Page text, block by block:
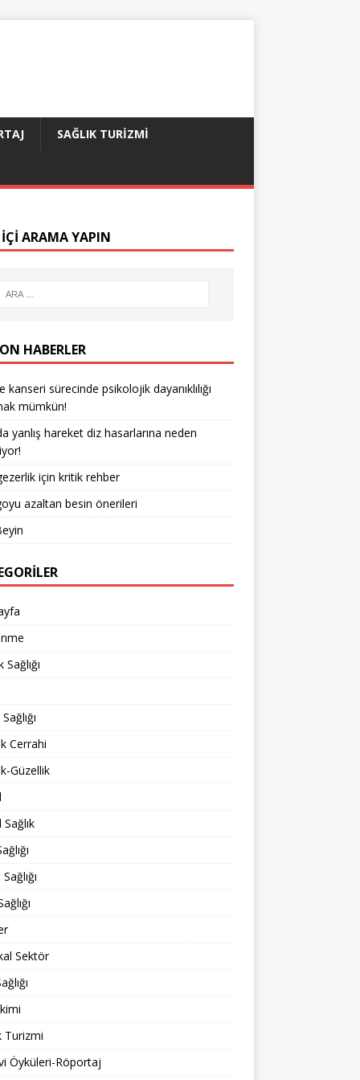
SAĞLIK TURIZMI
IÇI ARAMA YAPIN
HABERLER
kanseri sürecinde psikolojik dayanıklılığı
mümkün!
yanlış hareket diz hasarlarına neden
için kritik rehber
azaltan besin önerileri
Cerrahi
Güzellik
Sektör
Turizmi
Öyküleri-Röportaj